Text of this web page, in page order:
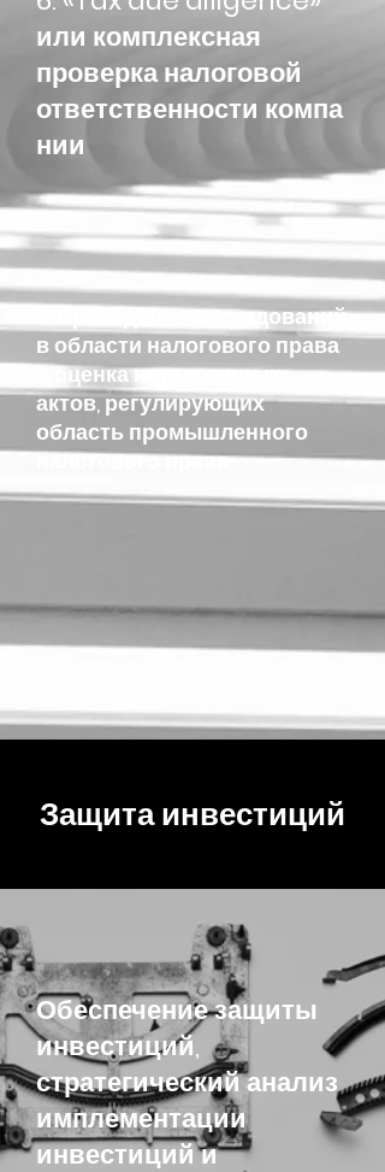
или комплексная
проверка налоговой
ответственности компа
нии
7. Проведение исследований
в области налогового права
и оценка нормативных
актов, регулирующих
область промышленного
налогового права
Защита инвестиций
Обеспечение защиты
инвестиций,
стратегический анализ
имплементации
инвестиций и